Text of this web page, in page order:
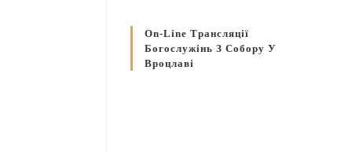
On-Line Трансляції
Богослужінь З Собору У
Вроцлаві